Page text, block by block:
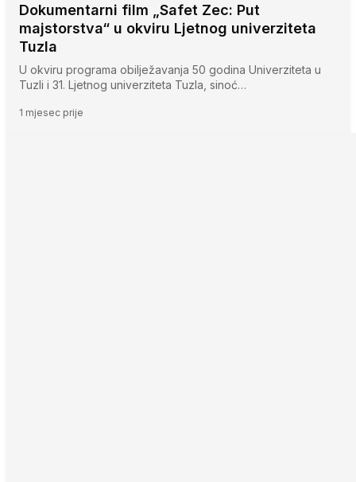
Dokumentarni film „Safet Zec: Put
majstorstva“ u okviru Ljetnog univerziteta
Tuzla
U okviru programa obilježavanja 50 godina Univerziteta u
Tuzli i 31. Ljetnog univerziteta Tuzla, sinoć…
1 mjesec prije